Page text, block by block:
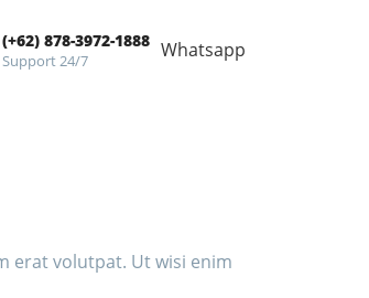
(+62) 878-3972-1888
Support 24/7 Whatsapp
erat volutpat. Ut wisi enim